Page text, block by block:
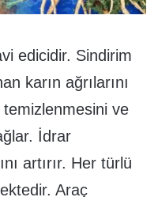
edicidir. Sindirim
karın ağrılarını
ve
İdrar
artırır. Her türlü
Araç